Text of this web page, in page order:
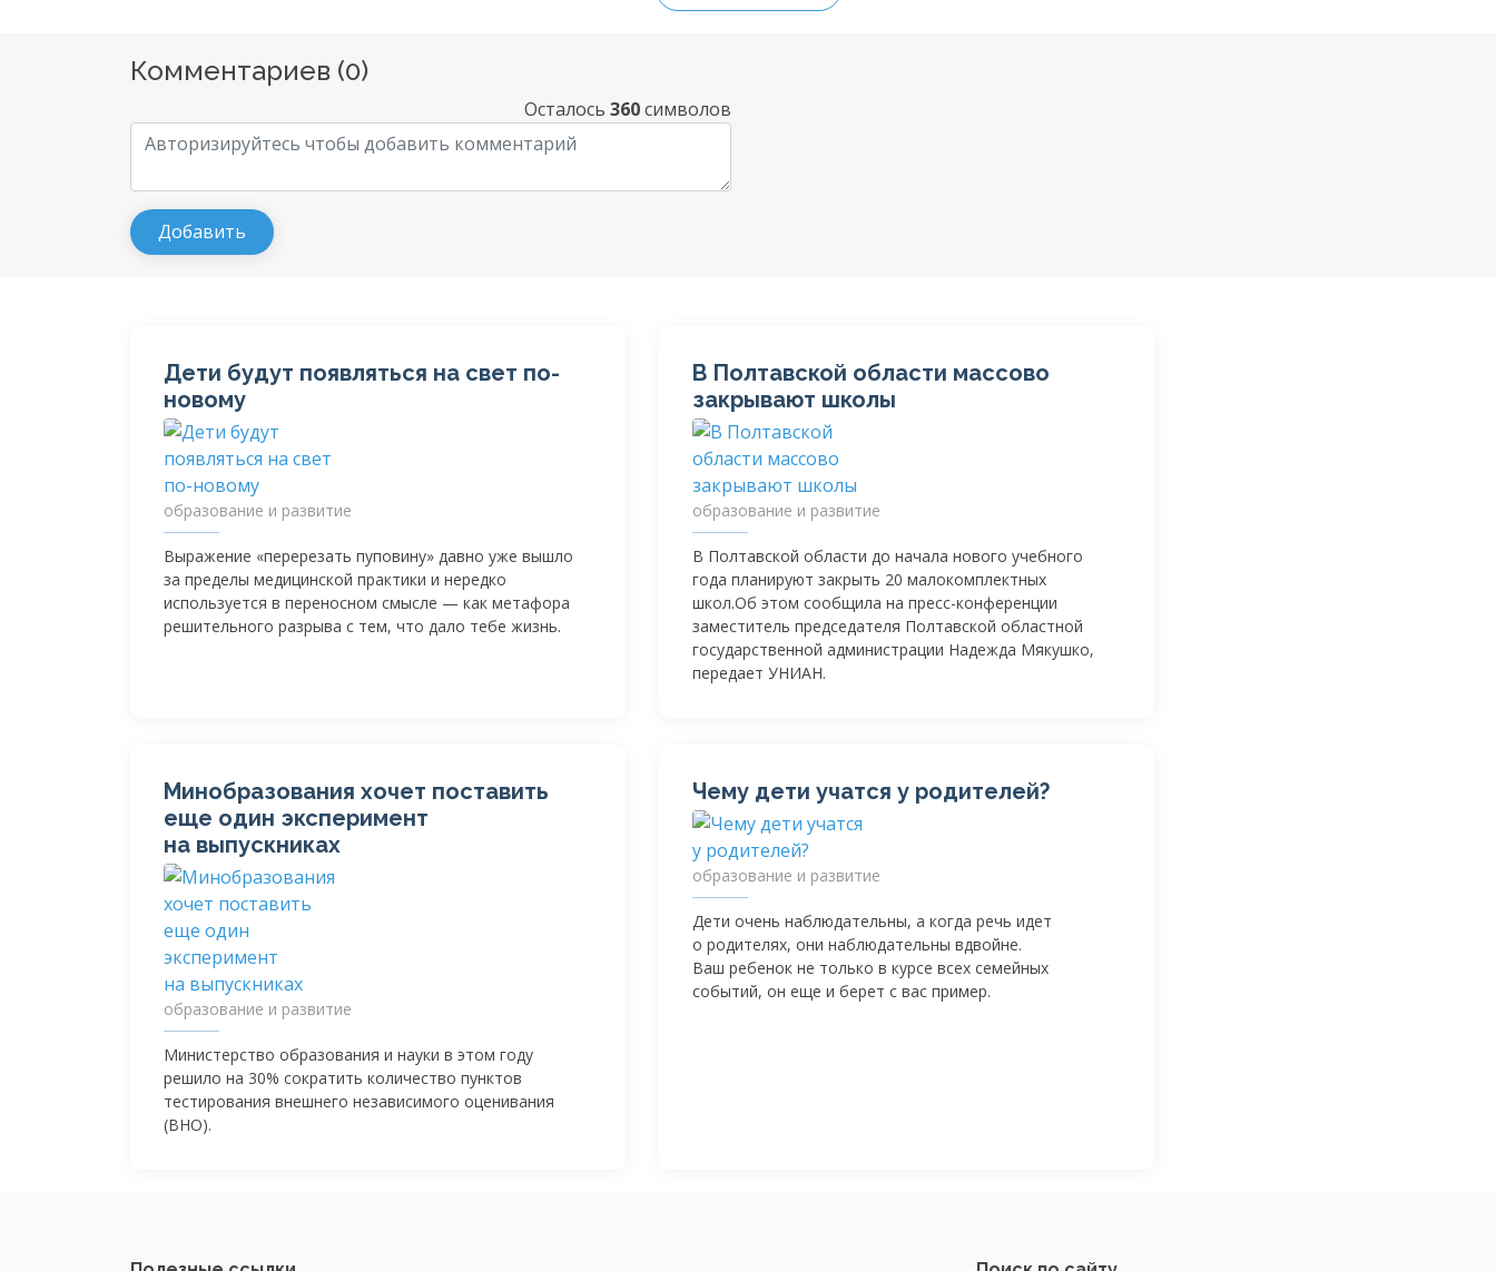
Комментариев (0)
Осталось 360символов
Дети будут появляться на свет по-
новому
образование и развитие
Выражение «перерезать пуповину» давно уже вышло
за пределы медицинской практики и нередко
используется в переносном смысле — как метафора
решительного разрыва с тем, что дало тебе жизнь.
В Полтавской области массово
закрывают школы
образование и развитие
В Полтавской области до начала нового учебного
года планируют закрыть 20 малокомплектных
школ.Об этом сообщила на пресс-конференции
заместитель председателя Полтавской областной
государственной администрации Надежда Мякушко,
передает УНИАН.
Минобразования хочет поставить
еще один эксперимент
на выпускниках
образование и развитие
Министерство образования и науки в этом году
решило на 30% сократить количество пунктов
тестирования внешнего независимого оценивания
(ВНО).
Чему дети учатся у родителей?
образование и развитие
Дети очень наблюдательны, а когда речь идет
о родителях, они наблюдательны вдвойне.
Ваш ребенок не только в курсе всех семейных
событий, он еще и берет с вас пример.